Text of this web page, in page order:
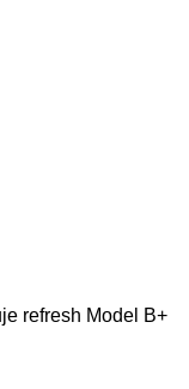
refresh Model B+